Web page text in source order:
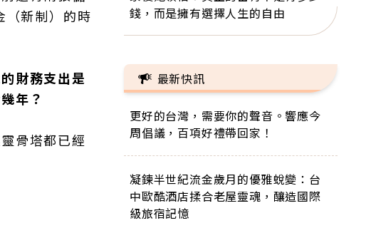
（新制）的時
財務支出是
年？
骨塔都已經
錢，而是擁有選擇人生的自由
最新快訊
更好的台灣，需要你的聲音。響應今
周倡議，百項好禮帶回家！
凝鍊半世紀流金歲月的優雅蛻變：台
中歐酷酒店揉合老屋靈魂，釀造國際
級旅宿記憶